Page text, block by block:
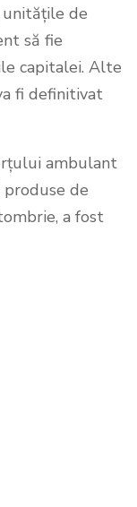
unităţile de
să fie
capitalei. Alte
fi definitivat
ambulant
de
a fost